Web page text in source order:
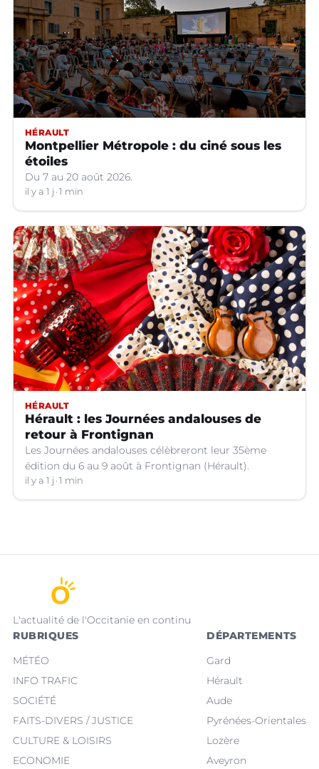
HÉRAULT
Montpellier Métropole : du ciné sous les
étoiles
Du 7 au 20 août 2026.
il y a 1 j 1 min
HÉRAULT
Hérault : les Journées andalouses de
retour à Frontignan
Les Journées andalouses célèbreront leur 35ème
édition du 6 au 9 août à Frontignan (Hérault).
il y a 1 j 1 min
L'actualité de l'Occitanie en continu
RUBRIQUES
MÉTÉO
INFO TRAFIC
SOCIÉTÉ
FAITS-DIVERS / JUSTICE
CULTURE & LOISIRS
ECONOMIE
DÉPARTEMENTS
Gard
Hérault
Aude
Pyrénées-Orientales
Lozère
Aveyron